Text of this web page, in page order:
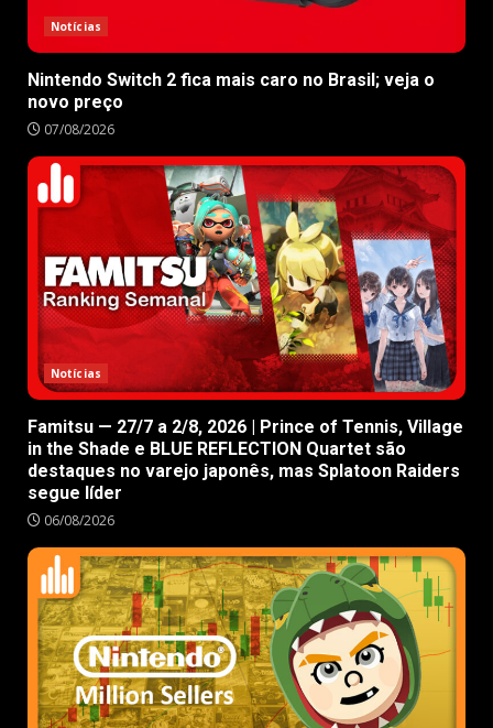
Notícias
Nintendo Switch 2 fica mais caro no Brasil; veja o
novo preço
07/08/2026
Notícias
Famitsu — 27/7 a 2/8, 2026 | Prince of Tennis, Village
in the Shade e BLUE REFLECTION Quartet são
destaques no varejo japonês, mas Splatoon Raiders
segue líder
06/08/2026